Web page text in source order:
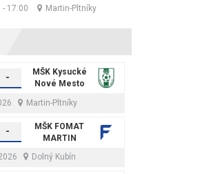
- 17:00 Martin-Pltníky
-
MŠK Kysucké
Nové Mesto
Martin-Pltníky
-
MŠK FOMAT
MARTIN
Dolný Kubín